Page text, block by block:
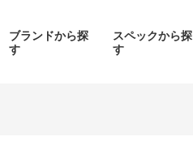
ブランドから探
す
スペックから探
す